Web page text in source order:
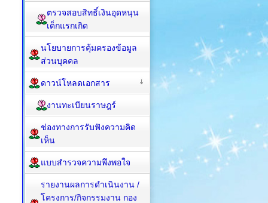
ตรวจสอบสิทธิ์เงินอุดหนุน
เด็กแรกเกิด
นโยบายการคุ้มครองข้อมูล
ส่วนบุคคล
ดาวน์โหลดเอกสาร
งานทะเบียนราษฎร์
ช่องทางการรับฟังความคิด
เห็น
แบบสำรวจความพึงพอใจ
รายงานผลการดำเนินงาน /
โครงการ/กิจกรรมงาน กอง